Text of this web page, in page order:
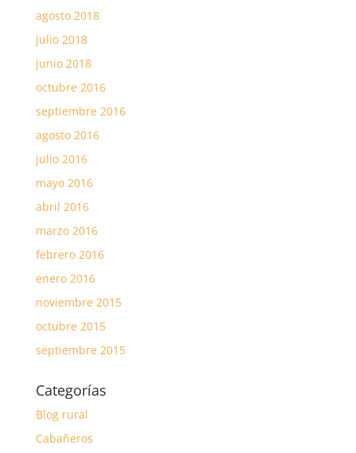
agosto 2018
julio 2018
junio 2018
octubre 2016
septiembre 2016
agosto 2016
julio 2016
mayo 2016
abril 2016
marzo 2016
febrero 2016
enero 2016
noviembre 2015
octubre 2015
septiembre 2015
Categorías
Blog rural
Cabañeros